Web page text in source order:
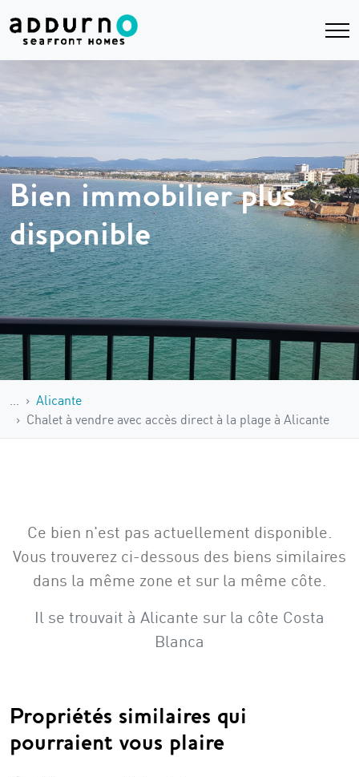
Bien immobilier plus
disponible
Alicante
Chalet à vendre avec accès direct à la plage à Alicante
Ce bien n'est pas actuellement disponible.
Vous trouverez ci-dessous des biens similaires
dans la même zone et sur la même côte.
Il se trouvait à Alicante sur la côte Costa
Blanca
Propriétés similaires qui
pourraient vous plaire